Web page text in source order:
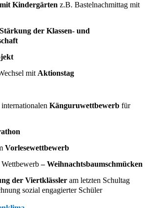
Kindergärten z.B. Bastelnachmittag mit
der Klassen- und
mit Aktionstag
Känguruwettbewerb für
Vorlesewettbewerb
– Weihnachtsbaumschmücken
der Viertklässler am letzten Schultag
sozial engagierter Schüler